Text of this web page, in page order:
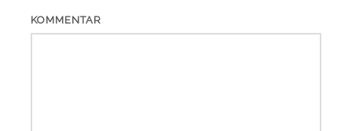
KOMMENTAR